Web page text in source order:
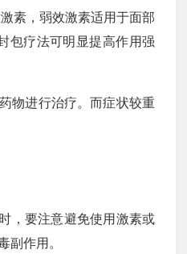
素，弱效激素适用于面部
包疗法可明显提高作用强
物进行治疗。而症状较重
，要注意避免使用激素或
副作用。